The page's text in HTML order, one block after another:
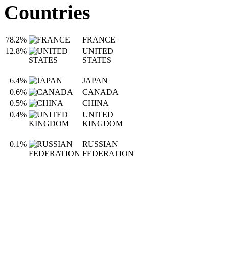
Countries
78.2%
FRANCE
12.8%
UNITED
STATES
6.4%
JAPAN
0.6%
CANADA
0.5%
CHINA
0.4%
UNITED
KINGDOM
0.1%
RUSSIAN
FEDERATION